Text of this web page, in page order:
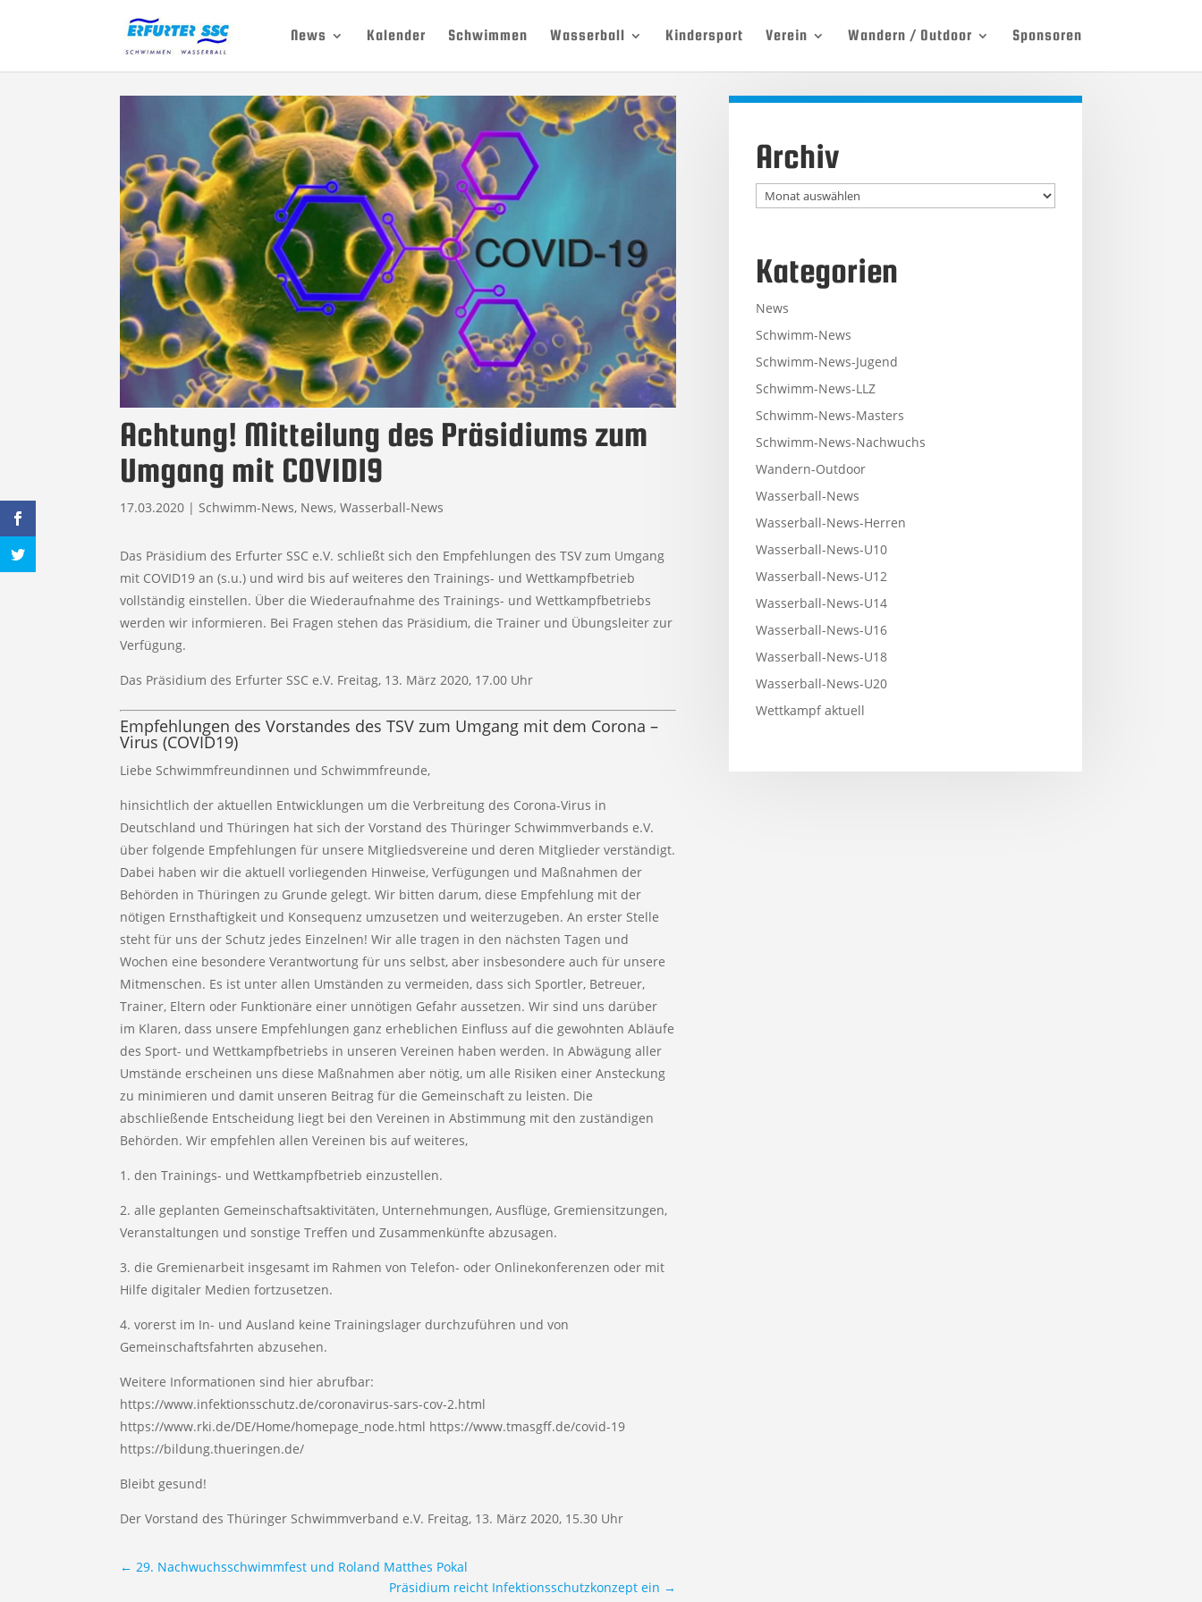
News Kalender Schwimmen Wasserball Kindersport Verein Wandern / Outdoor Sponsoren
Achtung! Mitteilung des Präsidiums zum
Umgang mit COVID19
17.03.2020 |Schwimm-News, News,Wasserball-News
Das Präsidium des Erfurter SSC e.V. schließt sich den Empfehlungen des TSV zum Umgang
mit COVID19 an (s.u.) und wird bis auf weiteres den Trainings- und Wettkampfbetrieb
vollständig einstellen. Über die Wiederaufnahme des Trainings- und Wettkampfbetriebs
werden wir informieren. Bei Fragen stehen das Präsidium, die Trainer und Übungsleiter zur
Verfügung.
Das Präsidium des Erfurter SSC e.V. Freitag, 13. März 2020, 17.00 Uhr
Empfehlungen des Vorstandes des TSV zum Umgang mit dem Corona –
Virus (COVID19)
Liebe Schwimmfreundinnen und Schwimmfreunde,
hinsichtlich der aktuellen Entwicklungen um die Verbreitung des Corona-Virus in
Deutschland und Thüringen hat sich der Vorstand des Thüringer Schwimmverbands e.V.
über folgende Empfehlungen für unsere Mitgliedsvereine und deren Mitglieder verständigt.
Dabei haben wir die aktuell vorliegenden Hinweise, Verfügungen und Maßnahmen der
Behörden in Thüringen zu Grunde gelegt. Wir bitten darum, diese Empfehlung mit der
nötigen Ernsthaftigkeit und Konsequenz umzusetzen und weiterzugeben. An erster Stelle
steht für uns der Schutz jedes Einzelnen! Wir alle tragen in den nächsten Tagen und
Wochen eine besondere Verantwortung für uns selbst, aber insbesondere auch für unsere
Mitmenschen. Es ist unter allen Umständen zu vermeiden, dass sich Sportler, Betreuer,
Trainer, Eltern oder Funktionäre einer unnötigen Gefahr aussetzen. Wir sind uns darüber
im Klaren, dass unsere Empfehlungen ganz erheblichen Einfluss auf die gewohnten Abläufe
des Sport- und Wettkampfbetriebs in unseren Vereinen haben werden. In Abwägung aller
Umstände erscheinen uns diese Maßnahmen aber nötig, um alle Risiken einer Ansteckung
zu minimieren und damit unseren Beitrag für die Gemeinschaft zu leisten. Die
abschließende Entscheidung liegt bei den Vereinen in Abstimmung mit den zuständigen
Behörden. Wir empfehlen allen Vereinen bis auf weiteres,
1. den Trainings- und Wettkampfbetrieb einzustellen.
2. alle geplanten Gemeinschaftsaktivitäten, Unternehmungen, Ausflüge, Gremiensitzungen,
Veranstaltungen und sonstige Treffen und Zusammenkünfte abzusagen.
3. die Gremienarbeit insgesamt im Rahmen von Telefon- oder Onlinekonferenzen oder mit
Hilfe digitaler Medien fortzusetzen.
4. vorerst im In- und Ausland keine Trainingslager durchzuführen und von
Gemeinschaftsfahrten abzusehen.
Weitere Informationen sind hier abrufbar:
https://www.infektionsschutz.de/coronavirus-sars-cov-2.html
https://www.rki.de/DE/Home/homepage_node.html https://www.tmasgff.de/covid-19
https://bildung.thueringen.de/
Bleibt gesund!
Der Vorstand des Thüringer Schwimmverband e.V. Freitag, 13. März 2020, 15.30 Uhr
← 29. Nachwuchsschwimmfest und Roland Matthes Pokal
Präsidium reicht Infektionsschutzkonzept ein →
Archiv
Archiv
Kategorien
News
Schwimm-News
Schwimm-News-Jugend
Schwimm-News-LLZ
Schwimm-News-Masters
Schwimm-News-Nachwuchs
Wandern-Outdoor
Wasserball-News
Wasserball-News-Herren
Wasserball-News-U10
Wasserball-News-U12
Wasserball-News-U14
Wasserball-News-U16
Wasserball-News-U18
Wasserball-News-U20
Wettkampf aktuell